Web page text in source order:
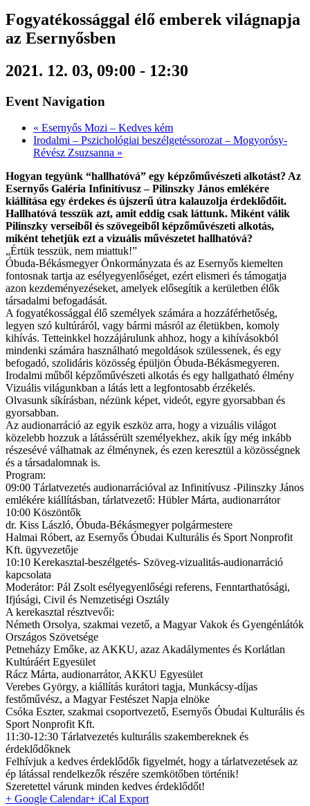
Fogyatékossággal élő emberek világnapja
az Esernyősben
2021. 12. 03, 09:00 - 12:30
Event Navigation
« Esernyős Mozi – Kedves kém
Irodalmi – Pszichológiai beszélgetéssorozat – Mogyorósy-
Révész Zsuzsanna »
Hogyan tegyünk “hallhatóvá” egy képzőművészeti alkotást? Az
Esernyős Galéria Infinitívusz – Pilinszky János emlékére
kiállítása egy érdekes és újszerű útra kalauzolja érdeklődőit.
Hallhatóvá tesszük azt, amit eddig csak láttunk. Miként válik
Pilinszky verseiből és szövegeiből képzőművészeti alkotás,
miként tehetjük ezt a vizuális művészetet hallhatóvá?
„Értük tesszük, nem miattuk!”
Óbuda-Békásmegyer Önkormányzata és az Esernyős kiemelten
fontosnak tartja az esélyegyenlőséget, ezért elismeri és támogatja
azon kezdeményezéseket, amelyek elősegítik a kerületben élők
társadalmi befogadását.
A fogyatékossággal élő személyek számára a hozzáférhetőség,
legyen szó kultúráról, vagy bármi másról az életükben, komoly
kihívás. Tetteinkkel hozzájárulunk ahhoz, hogy a kihívásokból
mindenki számára használható megoldások szülessenek, és egy
befogadó, szolidáris közösség épüljön Óbuda-Békásmegyeren.
Irodalmi műből képzőművészeti alkotás és egy hallgatható élmény
Vizuális világunkban a látás lett a legfontosabb érzékelés.
Olvasunk síkírásban, nézünk képet, videót, egyre gyorsabban és
gyorsabban.
Az audionarráció az egyik eszköz arra, hogy a vizuális világot
közelebb hozzuk a látássérült személyekhez, akik így még inkább
részesévé válhatnak az élménynek, és ezen keresztül a közösségnek
és a társadalomnak is.
Program:
09:00 Tárlatvezetés audionarrációval az Infinitívusz -Pilinszky János
emlékére kiállításban, tárlatvezető: Hübler Márta, audionarrátor
10:00 Köszöntők
dr. Kiss László, Óbuda-Békásmegyer polgármestere
Halmai Róbert, az Esernyős Óbudai Kulturális és Sport Nonprofit
Kft. ügyvezetője
10:10 Kerekasztal-beszélgetés- Szöveg-vizualitás-audionarráció
kapcsolata
Moderátor: Pál Zsolt esélyegyenlőségi referens, Fenntarthatósági,
Ifjúsági, Civil és Nemzetiségi Osztály
A kerekasztal résztvevői:
Németh Orsolya, szakmai vezető, a Magyar Vakok és Gyengénlátók
Országos Szövetsége
Petneházy Emőke, az AKKU, azaz Akadálymentes és Korlátlan
Kultúráért Egyesület
Rácz Márta, audionarrátor, AKKU Egyesület
Verebes György, a kiállítás kurátori tagja, Munkácsy-díjas
festőművész, a Magyar Festészet Napja elnöke
Csóka Eszter, szakmai csoportvezető, Esernyős Óbudai Kulturális és
Sport Nonprofit Kft.
11:30-12:30 Tárlatvezetés kulturális szakembereknek és
érdeklődőknek
Felhívjuk a kedves érdeklődők figyelmét, hogy a tárlatvezetések az
ép látással rendelkezők részére szemkötőben történik!
Szeretettel várunk minden kedves érdeklődőt!
+ Google Calendar+ iCal Export